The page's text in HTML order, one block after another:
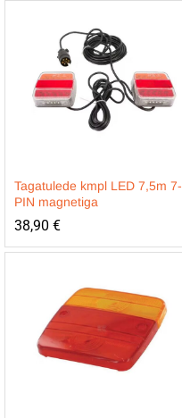
Tagatulede kmpl LED 7,5m 7-
PIN magnetiga
38,90 €